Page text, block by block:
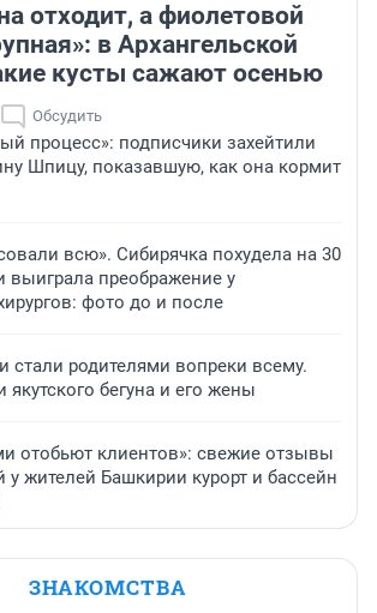
отходит, а фиолетовой
в Архангельской
кусты сажают осенью
Обсудить
процесс»: подписчики захейтили
Шпицу, показавшую, как она кормит
всю». Сибирячка похудела на 30
выиграла преображение у
фото до и после
стали родителями вопреки всему.
бегуна и его жены
отобьют клиентов»: свежие отзывы
у жителей Башкирии курорт и бассейн
ЗНАКОМСТВА